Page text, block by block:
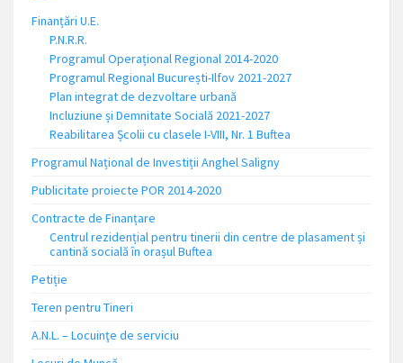
Finanțări U.E.
P.N.R.R.
Programul Operațional Regional 2014-2020
Programul Regional București-Ilfov 2021-2027
Plan integrat de dezvoltare urbană
Incluziune și Demnitate Socială 2021-2027
Reabilitarea Școlii cu clasele I-VIII, Nr. 1 Buftea
Programul Național de Investiții Anghel Saligny
Publicitate proiecte POR 2014-2020
Contracte de Finanțare
Centrul rezidențial pentru tinerii din centre de plasament și
cantină socială în orașul Buftea
Petiție
Teren pentru Tineri
A.N.L. – Locuinţe de serviciu